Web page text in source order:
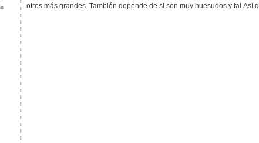
otros más grandes. También depende de si son muy huesudos y tal.Así